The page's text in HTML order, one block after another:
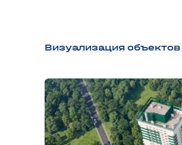
Визуализация объектов